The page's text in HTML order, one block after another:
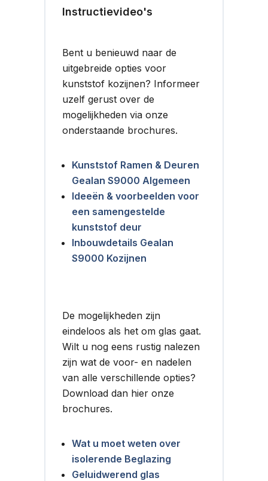
Instructievideo's
Bent u benieuwd naar de
uitgebreide opties voor
kunststof kozijnen? Informeer
uzelf gerust over de
mogelijkheden via onze
onderstaande brochures.
Kunststof Ramen & Deuren
Gealan S9000 Algemeen
Ideeën & voorbeelden voor
een samengestelde
kunststof deur
Inbouwdetails Gealan
S9000 Kozijnen
De mogelijkheden zijn
eindeloos als het om glas gaat.
Wilt u nog eens rustig nalezen
zijn wat de voor- en nadelen
van alle verschillende opties?
Download dan hier onze
brochures.
Wat u moet weten over
isolerende Beglazing
Geluidwerend glas